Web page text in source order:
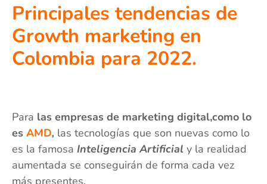
Principales tendencias de
Growth marketing en
Colombia para 2022.
Para las empresas de marketing digital,como lo
es AMD, las tecnologías que son nuevas como lo
es la famosa Inteligencia Artificial y la realidad
aumentada se conseguirán de forma cada vez
más presentes.